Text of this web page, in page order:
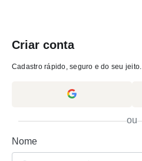
Criar conta
Cadastro rápido, seguro e do seu jeito.
ou
Nome